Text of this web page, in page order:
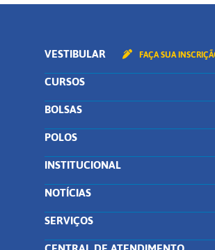
VESTIBULAR FAÇA SUA
CURSOS
BOLSAS
POLOS
INSTITUCIONAL
NOTÍCIAS
SERVIÇOS